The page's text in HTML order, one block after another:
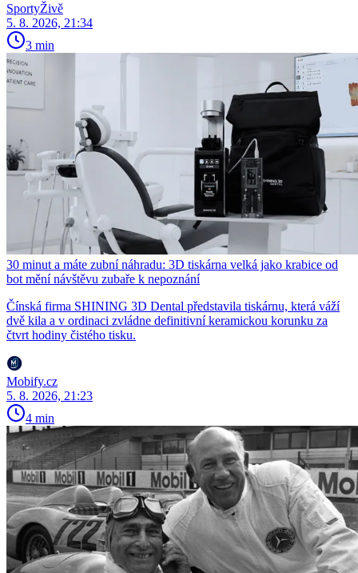
SportyŽivě
5. 8. 2026, 21:34
3 min
30 minut a máte zubní náhradu: 3D tiskárna velká jako krabice od
bot mění návštěvu zubaře k nepoznání
Čínská firma SHINING 3D Dental představila tiskárnu, která váží
dvě kila a v ordinaci zvládne definitivní keramickou korunku za
čtvrt hodiny čistého tisku.
Mobify.cz
5. 8. 2026, 21:23
4 min